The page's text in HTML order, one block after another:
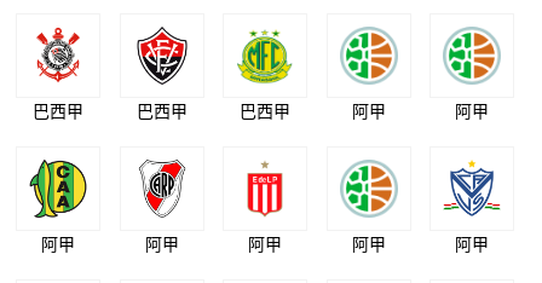
巴西甲 巴西甲 巴西甲 阿甲 阿甲
阿甲 阿甲 阿甲 阿甲 阿甲